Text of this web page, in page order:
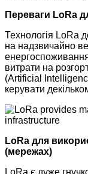
Переваги LoRa
Технологія LoRa
на надзвичайно
витрати на
(Artificial
керувати
LoRa для
(мережах)
LoRa є дуже